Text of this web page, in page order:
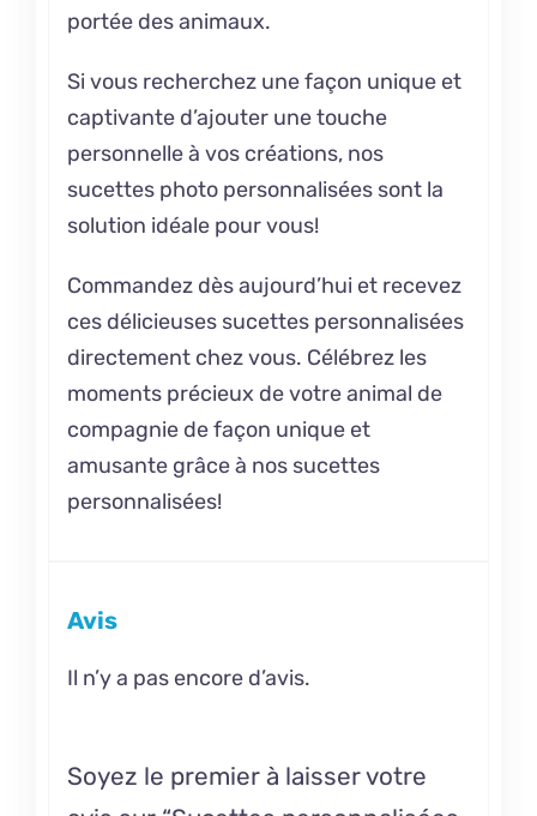
portée des animaux.
Si vous recherchez une façon unique et
captivante d’ajouter une touche
personnelle à vos créations, nos
sucettes photo personnalisées sont la
solution idéale pour vous!
Commandez dès aujourd’hui et recevez
ces délicieuses sucettes personnalisées
directement chez vous. Célébrez les
moments précieux de votre animal de
compagnie de façon unique et
amusante grâce à nos sucettes
personnalisées!
Avis
Il n’y a pas encore d’avis.
Soyez le premier à laisser votre